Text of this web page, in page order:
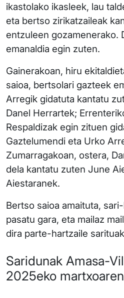
ikastolako ikasleek, lau
eta bertso zirikatzaileak
entzuleen gozamenerako.
emanaldia egin zuten.
Gainerakoan, hiru
saioa, bertsolari gazteek
Arregik gidatuta kantatu
Danel Herrartek;
Respaldizak egin zituen
Gaztelumendi eta Urko
Zumarragakoan, ostera,
dela kantatu zuten June
Aiestaranek.
Bertso saioa amaituta,
pasatu gara, eta mailaz
dira parte-hartzaile
Saridunak Amasa-
2025eko